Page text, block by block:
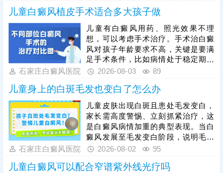
心情舒畅，适度锻炼，平衡免疫功
能，为白斑复色助力。另一方面，要
重视规范治疗，在医生指导下个性化
用药、照光，促进黑色素细胞修复、
恢复活性，令表皮黑色素再分泌，使
肤色渐趋正常。
儿童白癜风植皮手术适合多大孩子做
儿童有白癜风用药、照光效果不理
想，可以考虑手术治疗。手术治白癜
风对孩子年龄要求不高，关键是要满
足手术条件，比如病情处于稳定期、
非外伤型白癜风、非瘢痕体质，术前
的手术方法被应用到白癜风临床治疗
当中：黑色素细胞种植，与植皮手术
相比，自体活性色素细胞移植成活
快，着色均匀，不留疤痕，复色成功
率高。做手术认准正规医院，经验丰
富的医生操作，告知术前术后护理事
项，一次治疗成功率更高。
石家庄白癜风医院 2026-08-03 89
儿童身上的白斑毛发也变白了怎么办
儿童皮肤出现白斑且患处毛发变白，
家长需高度警惕、立刻抓紧治疗，这
是白癜风病情加重的典型表现。当白
癜风发展至毛发变白阶段，说明毛囊
黑色素细胞已受损，治疗难度会明显
用偏方、激素类药膏盲目医治，儿童
石家庄白癜风医院 2026-08-02 95
儿童白癜风可以配合窄谱紫外线光疗吗